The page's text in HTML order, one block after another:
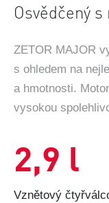
Osvědčený
ZETOR MAJOR
s ohledem na
a hmotnosti.
vysokou
2,9 l
Vznětový